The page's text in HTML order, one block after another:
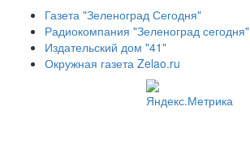
Газета "Зеленоград Сегодня"
Радиокомпания "Зеленоград сегодня"
Издательский дом "41"
Окружная газета Zelao.ru